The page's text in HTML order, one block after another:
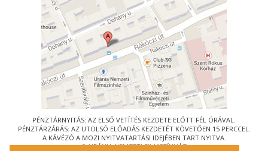
PÉNZTÁRNYITÁS: AZ ELSŐ VETÍTÉS KEZDETE ELŐTT FÉL ÓRÁVAL.
PÉNZTÁRZÁRÁS: AZ UTOLSÓ ELŐADÁS KEZDETÉT KÖVETŐEN 15 PERCCEL.
A KÁVÉZÓ A MOZI NYITVATARTÁSI IDEJÉBEN TART NYITVA.
© URÁNIA NEMZETI FILMSZÍNHÁZ